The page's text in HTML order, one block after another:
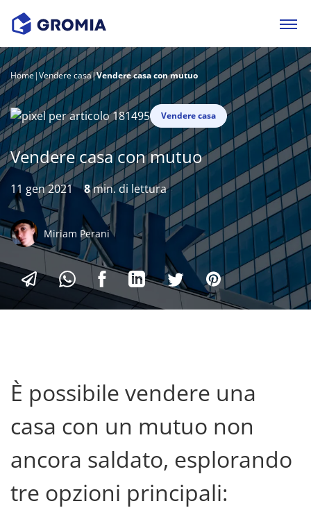
Home|Vendere casa|Vendere casa con mutuo
Vendere casa
Vendere casa con mutuo
11 gen 2021 8min. di lettura
Miriam Perani
È possibile vendere una
casa con un mutuo non
ancora saldato, esplorando
tre opzioni principali: